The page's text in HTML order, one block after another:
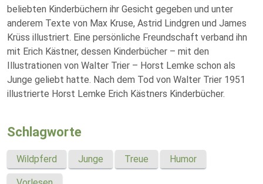
beliebten Kinderbüchern ihr Gesicht gegeben und unter
anderem Texte von Max Kruse, Astrid Lindgren und James
Krüss illustriert. Eine persönliche Freundschaft verband ihn
mit Erich Kästner, dessen Kinderbücher – mit den
Illustrationen von Walter Trier – Horst Lemke schon als
Junge geliebt hatte. Nach dem Tod von Walter Trier 1951
illustrierte Horst Lemke Erich Kästners Kinderbücher.
Schlagworte
Wildpferd Junge Treue Humor